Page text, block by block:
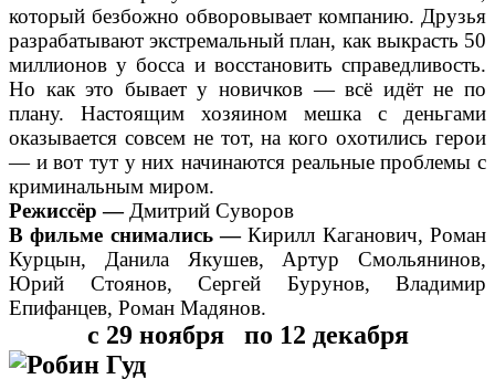
который безбожно обворовывает компанию. Друзья
разрабатывают экстремальный план, как выкрасть 50
миллионов у босса и восстановить справедливость.
Но как это бывает у новичков — всё идёт не по
плану. Настоящим хозяином мешка с деньгами
оказывается совсем не тот, на кого охотились герои
— и вот тут у них начинаются реальные проблемы с
криминальным миром.
Режиссёр —Дмитрий Суворов
В фильме снимались —Кирилл Каганович, Роман
Курцын, Данила Якушев, Артур Смольянинов,
Юрий Стоянов, Сергей Бурунов, Владимир
Епифанцев, Роман Мадянов.
с 29 ноября по 12 декабря